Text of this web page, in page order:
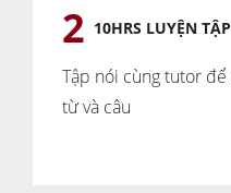
2 10HRS LUYỆN TẬP
Tập nói cùng tutor
từ và câu